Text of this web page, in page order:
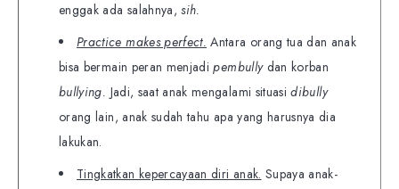
enggak ada salahnya,sih.
Practice makes perfect. Antara orang tua dan anak
bisa bermain peran menjadipembullydan korban
bullying. Jadi, saat anak mengalami situasidibully
orang lain, anak sudah tahu apa yang harusnya dia
lakukan.
Tingkatkan kepercayaan diri anak. Supaya anak-